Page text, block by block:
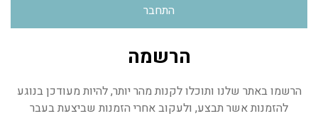
התחבר
הרשמה
הרשמו באתר שלנו ותוכלו לקנות מהר יותר, להיות מעודכן בנוגע
להזמנות אשר תבצע, ולעקוב אחרי הזמנות שביצעת בעבר